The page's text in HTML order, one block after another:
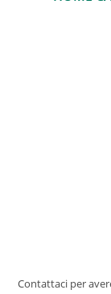
Contattaci per